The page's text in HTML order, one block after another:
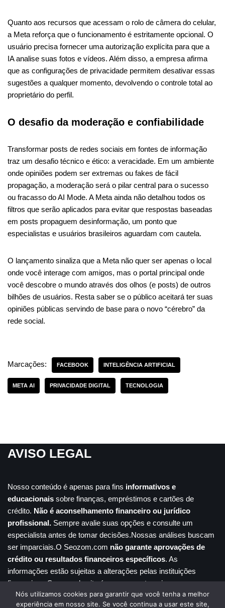
Quanto aos recursos que acessam o rolo de câmera do celular,
a Meta reforça que o funcionamento é estritamente opcional. O
usuário precisa fornecer uma autorização explícita para que a
IA analise suas fotos e vídeos. Além disso, a empresa afirma
que as configurações de privacidade permitem desativar essas
sugestões a qualquer momento, devolvendo o controle total ao
proprietário do perfil.
O desafio da moderação e confiabilidade
Transformar posts de redes sociais em fontes de informação
traz um desafio técnico e ético: a veracidade. Em um ambiente
onde opiniões podem ser extremas ou fakes de fácil
propagação, a moderação será o pilar central para o sucesso
ou fracasso do AI Mode. A Meta ainda não detalhou todos os
filtros que serão aplicados para evitar que respostas baseadas
em posts propaguem desinformação, um ponto que
especialistas e usuários brasileiros aguardam com cautela.
O lançamento sinaliza que a Meta não quer ser apenas o local
onde você interage com amigos, mas o portal principal onde
você descobre o mundo através dos olhos (e posts) de outros
bilhões de usuários. Resta saber se o público aceitará ter suas
opiniões públicas servindo de base para o novo “cérebro” da
rede social.
Marcações: FACEBOOK INTELIGÊNCIA ARTIFICIAL
META AI PRIVACIDADE DIGITAL TECNOLOGIA
AVISO LEGAL
Nosso conteúdo é apenas para fins informativos e
educacionais sobre finanças, empréstimos e cartões de
crédito. Não é aconselhamento financeiro ou jurídico
profissional. Sempre avalie suas opções e consulte um
especialista antes de tomar decisões.Nossas análises buscam
ser imparciais.O Seozom.com não garante aprovações de
crédito ou resultados financeiros específicos. As
informações estão sujeitas a alterações pelas instituições
financeiras. Seu uso do site é por sua conta e risco.
Inicio Disclaimer Contato Sobre nós
Nós utilizamos cookies para garantir que você tenha a melhor
experiência em nosso site. Se você continua a usar este site,